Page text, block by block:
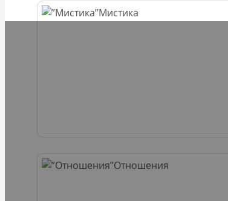
Мистика
Отношения